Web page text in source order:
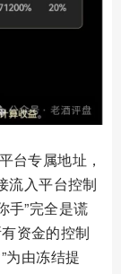
台专属地址，
流入平台控制
手”完全是谎
资金的控制
为由冻结提